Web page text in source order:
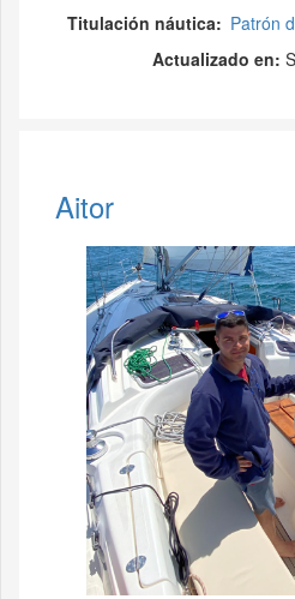
Titulación náutica
Patrón
Actualizado en:
Aitor